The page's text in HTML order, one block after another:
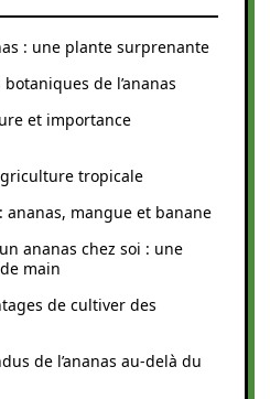
: une plante surprenante
de l’ananas
et importance
tropicale
ananas, mangue et banane
ananas chez soi : une
main
de cultiver des
de l’ananas au-delà du